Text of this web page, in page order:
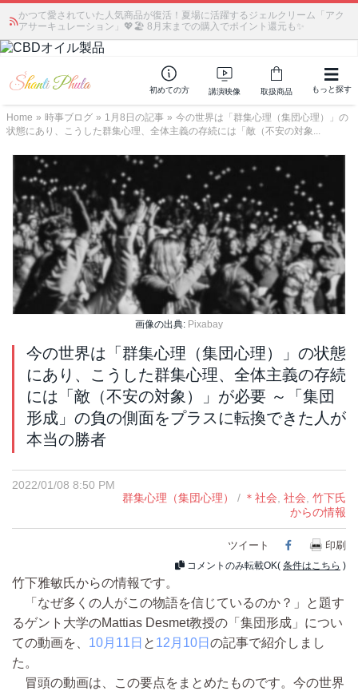
かつて愛されていた人気商品が復活！夏場に活躍するジェルクリーム「アク
アサーキュレーション」💖🏖️ 8月末までの購入でポイント還元も✨
初めての方 講演映像 取扱商品 もっと探す
Home » 時事ブログ » 1月8日の記事 » 今の世界は「群集心理（集団心理）」の
状態にあり、こうした群集心理、全体主義の存続には「敵（不安の対象...
画像の出典: Pixabay
今の世界は「群集心理（集団心理）」の状態
にあり、こうした群集心理、全体主義の存続
には「敵（不安の対象）」が必要 ～「集団
形成」の負の側面をプラスに転換できた人が
本当の勝者
2022/01/08 8:50 PM
群集心理（集団心理）
/ ＊社会, 社会, 竹下氏
からの情報
ツイート Facebook
印刷
コメントのみ転載OK( 条件はこちら )
竹下雅敏氏からの情報です。
「なぜ多くの人がこの物語を信じているのか？」と題す
るゲント大学のMattias Desmet教授の「集団形成」につい
ての動画を、 10月11日 と 12月10日 の記事で紹介しまし
た。
冒頭の動画は、この要点をまとめたものです。今の世界